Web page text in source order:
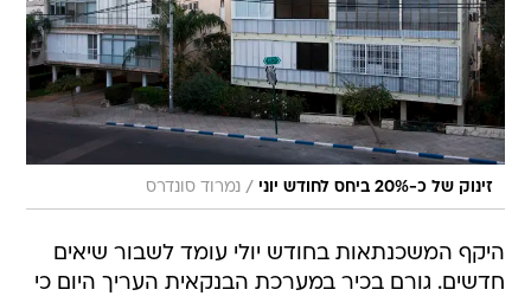
זינוק של כ-20% ביחס לחודש יוני / נמרוד סונדרס
היקף המשכנתאות בחודש יולי עומד לשבור שיאים
חדשים. גורם בכיר במערכת הבנקאית העריך היום כי